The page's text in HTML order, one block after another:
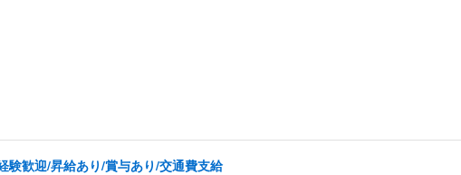
験歓迎/昇給あり/賞与あり/交通費支給